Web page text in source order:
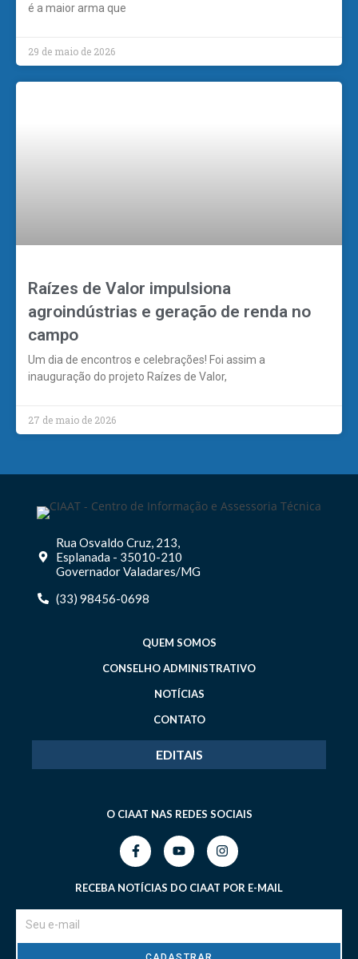
é a maior arma que
29 de maio de 2026
Raízes de Valor impulsiona
agroindústrias e geração de renda no
campo
Um dia de encontros e celebrações! Foi assim a
inauguração do projeto Raízes de Valor,
27 de maio de 2026
Rua Osvaldo Cruz, 213,
Esplanada - 35010-210
Governador Valadares/MG
(33) 98456-0698
QUEM SOMOS
CONSELHO ADMINISTRATIVO
NOTÍCIAS
CONTATO
EDITAIS
O CIAAT NAS REDES SOCIAIS
RECEBA NOTÍCIAS DO CIAAT POR E-MAIL